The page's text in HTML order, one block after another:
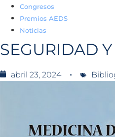
Congresos
Premios AEDS
Noticias
SEGURIDAD
abril 23, 2024